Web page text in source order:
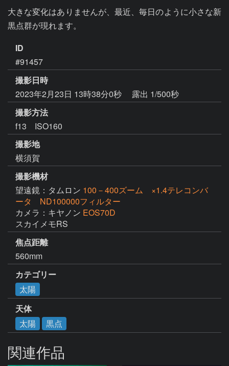
大きな変化はありませんが、最近、毎日のように小さな新
黒点群が現れます。
ID
#91457
撮影日時
2023年2月23日 13時38分0秒
露出 1/500秒
撮影方法
f13 ISO160
撮影地
横須賀
撮影機材
望遠鏡：タムロン 100－400ズーム ×1.4テレコンバ
ータ ND100000フィルター
カメラ：キヤノン EOS70D
スカイメモRS
焦点距離
560mm
カテゴリー
太陽
天体
太陽
黒点
関連作品